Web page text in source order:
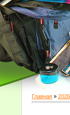
Главная » 2026